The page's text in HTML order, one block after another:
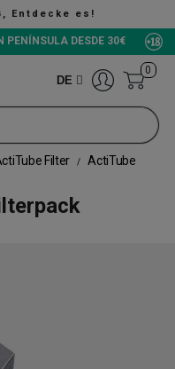
Entdecke es!
PENÍNSULA DESDE 30€
DE
0
Filter
ActiTube